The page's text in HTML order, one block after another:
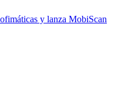
y lanza MobiScan